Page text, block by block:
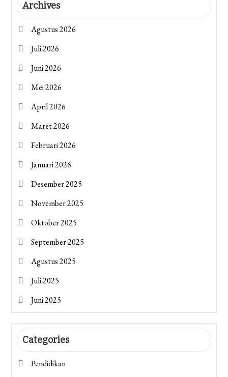
Archives
Agustus 2026
Juli 2026
Juni 2026
Mei 2026
April 2026
Maret 2026
Februari 2026
Januari 2026
Desember 2025
November 2025
Oktober 2025
September 2025
Agustus 2025
Juli 2025
Juni 2025
Categories
Pendidikan